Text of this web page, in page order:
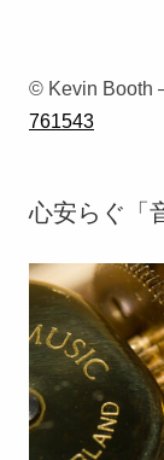
© Kevin Booth
761543
心安らぐ「